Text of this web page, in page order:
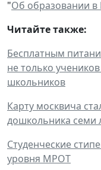
"Об образовании в
Читайте также:
Бесплатным
не только
школьников
Карту москвича
дошкольника семи
Студенческие
уровня МРОТ